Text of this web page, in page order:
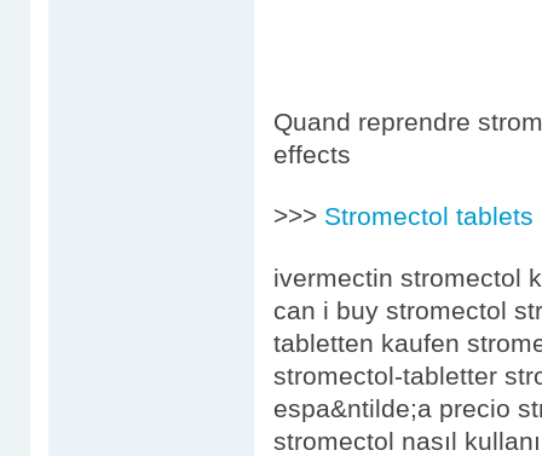
Quand reprendre
effects
>>> Stromectol tablets
ivermectin stromectol
can i buy stromectol
tabletten kaufen
stromectol-tabletter
espa&ntilde;a precio
stromectol nasıl